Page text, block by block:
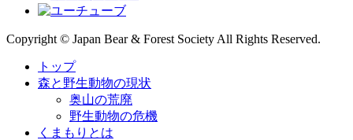
Copyright © Japan Bear & Forest Society All Rights Reserved.
トップ
森と野生動物の現状
奥山の荒廃
野生動物の危機
くまもりとは